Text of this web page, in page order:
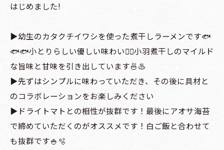
はじめました!
▶︎幼生のカタクチイワシを使った煮干しラーメンです🐟
🐟🐟小とりらしい優しい味わい🙆‍♂️小羽煮干しのマイルド
な旨味と甘味を引き出しています🍜♨️
▶︎先ずはシンプルに味わっていただき、その後に具材と
のコラボレーションをお楽しみください
▶︎ドライトマトとの相性が抜群です！最後にアオサ海苔
で締めていただくのがオススメです！白ご飯と合わせて
も抜群です🍚🫧